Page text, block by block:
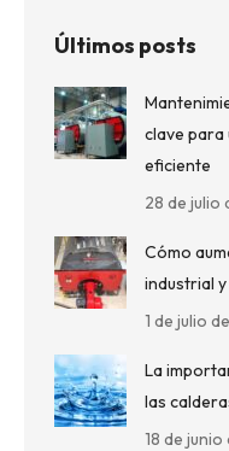
Últimos posts
clave
eficiente
28 de julio
Cómo
industrial
1 de julio
La
las
18 de